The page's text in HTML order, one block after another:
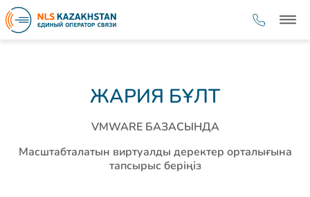
ЖАРИЯ БҰЛТ
VMWARE БАЗАСЫНДА
Масштабталатын виртуалды деректер орталығына
тапсырыс беріңіз